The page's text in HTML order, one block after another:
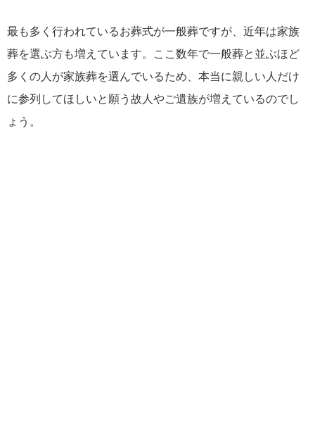
最も多く行われているお葬式が一般葬ですが、近年は家族
葬を選ぶ方も増えています。ここ数年で一般葬と並ぶほど
多くの人が家族葬を選んでいるため、本当に親しい人だけ
に参列してほしいと願う故人やご遺族が増えているのでし
ょう。